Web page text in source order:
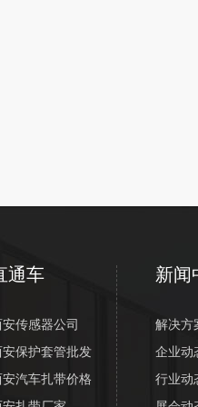
通车
安传感器公司
安保护套管批发
安汽车扎带价格
新闻
解决方
企业动
行业动